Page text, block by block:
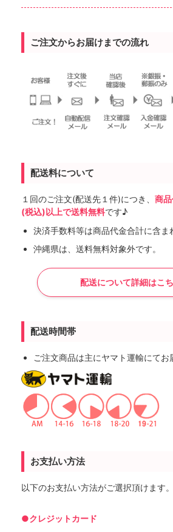
ご注文からお届けまでの流れ
配送料について
１回のご注文(配送先１件)につき、 商
(税込)以上で送料無料です♪
決済手数料等は商品代金合計に含ま
沖縄県は、送料無料対象外です。
配送について詳細はこ
配送時間帯
ご注文商品は主にヤマト運輸にてお
お支払い方法
以下のお支払い方法がご選択頂けます。
●クレジットカード